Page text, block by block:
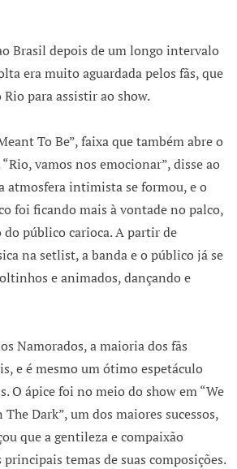
Brasil depois de um longo intervalo
era muito aguardada pelos fãs, que
para assistir ao show.
To Be”, faixa que também abre o
vamos nos emocionar”, disse ao
atmosfera intimista se formou, e o
foi ficando mais à vontade no palco,
do público carioca. A partir de
na setlist, a banda e o público já se
e animados, dançando e
Namorados, a maioria dos fãs
e é mesmo um ótimo espetáculo
O ápice foi no meio do show em “We
Dark”, um dos maiores sucessos,
que a gentileza e compaixão
temas de suas composições.